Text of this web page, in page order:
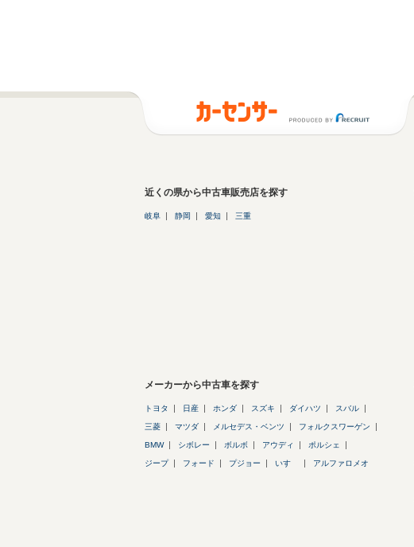
近くの県から中古車販売店を探す
岐阜 静岡 愛知 三重
メーカーから中古車を探す
トヨタ 日産 ホンダ スズキ ダイハツ スバル
三菱 マツダ メルセデス・ベンツ フォルクスワーゲン
BMW シボレー ボルボ アウディ ポルシェ
ジープ フォード プジョー いすゞ アルファロメオ